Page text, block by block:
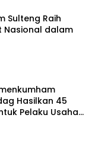
Sulteng Raih
Nasional dalam
Hasilkan 45
Pelaku Usaha